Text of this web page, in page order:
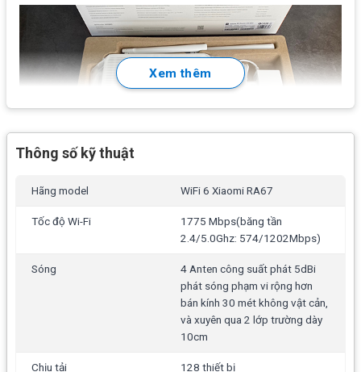
Tính năng chính của Xiaomi RA67
1024-QAM tổng tốc độ
(574Mbps trên 2.4Ghz +
, công nghệ sóng 802.11AX
4×4 nhanh hơn chuẩn 4×4 802.11ac đến 2,3 lần, có thể
Xem thêm
Thông số kỹ thuật
Hãng model WiFi 6 Xiaomi RA67
Tốc độ Wi-Fi
1775 Mbps(băng tần
2.4/5.0Ghz: 574/1202Mbps)
Sóng
4 Anten công suất phát 5dBi
phát sóng phạm vi rộng hơn
bán kính 30 mét không vật cản,
và xuyên qua 2 lớp trường dày
10cm
Chịu tải 128 thiết bị